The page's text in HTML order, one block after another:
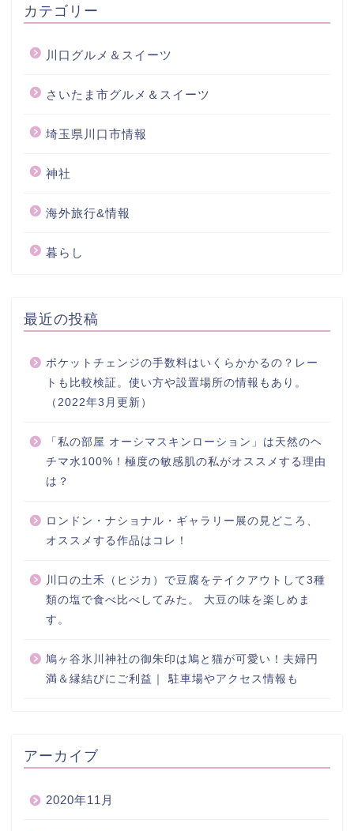
カテゴリー
川口グルメ＆スイーツ
さいたま市グルメ＆スイーツ
埼玉県川口市情報
神社
海外旅行&情報
暮らし
最近の投稿
ポケットチェンジの手数料はいくらかかるの？レー
トも比較検証。使い方や設置場所の情報もあり。
（2022年3月更新）
「私の部屋 オーシマスキンローション」は天然のヘ
チマ水100%！極度の敏感肌の私がオススメする理由
は？
ロンドン・ナショナル・ギャラリー展の見どころ、
オススメする作品はコレ！
川口の土禾（ヒジカ）で豆腐をテイクアウトして3種
類の塩で食べ比べしてみた。 大豆の味を楽しめま
す。
鳩ヶ谷氷川神社の御朱印は鳩と猫が可愛い！夫婦円
満＆縁結びにご利益｜ 駐車場やアクセス情報も
アーカイブ
2020年11月